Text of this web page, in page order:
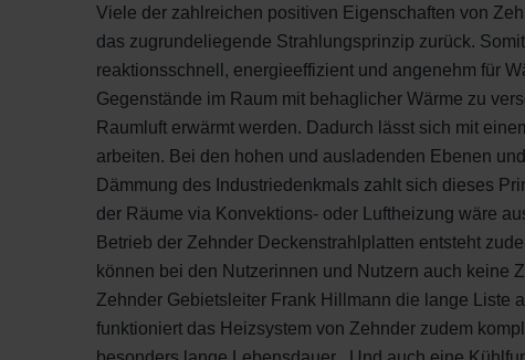
Viele der zahlreichen positiven Eigenschaften von
das zugrundeliegende Strahlungsprinzip zurück.
reaktionsschnell, energieeffizient und angenehm für
Gegenstände im Raum mit behaglicher Wärme zu
Raumluft erwärmt werden. Dadurch lässt sich mit
arbeiten. Bei den hohen und ausladenden Ebenen
Dämmung des Industriedenkmals zahlt sich dieses
der Räume via Konvektions- oder Luftheizung wäre
Betrieb der Zehnder Deckenstrahlplatten entsteht
können bei den Nutzerinnen und Nutzern auch keine
Zehnder Gebietsleiter Frank Hillmann die lange Liste
funktioniert das Heizsystem von Zehnder zudem